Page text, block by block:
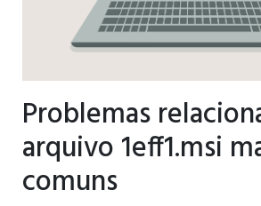
Problemas
arquivo 1eff1.msi
comuns